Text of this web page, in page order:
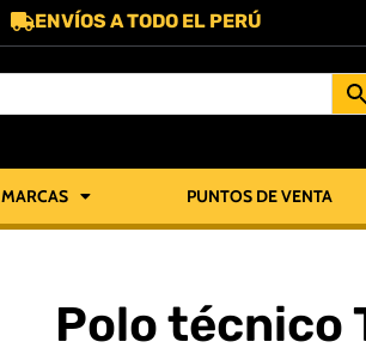
ENVÍOS A TODO EL PERÚ
MARCAS PUNTOS DE VENTA
Polo técnico